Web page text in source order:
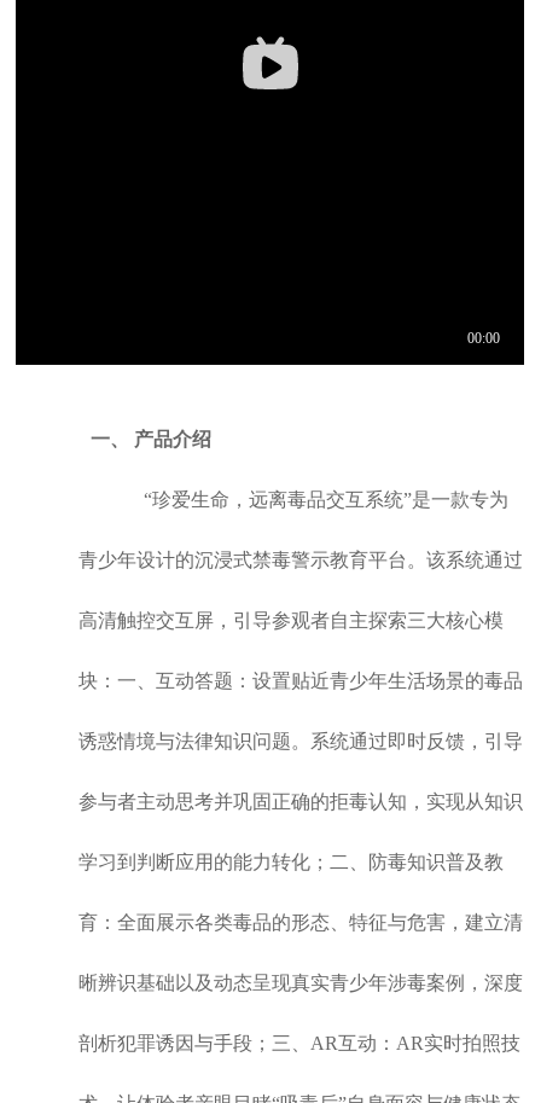
一、 产品介绍
“珍爱生命，远离毒品交互系统”是一款专为
青少年设计的沉浸式禁毒警示教育平台。该系统通过
高清触控交互屏，引导参观者自主探索三大核心模
块：一、互动答题：设置贴近青少年生活场景的毒品
诱惑情境与法律知识问题。系统通过即时反馈，引导
参与者主动思考并巩固正确的拒毒认知，实现从知识
学习到判断应用的能力转化；二、防毒知识普及教
育：全面展示各类毒品的形态、特征与危害，建立清
晰辨识基础以及动态呈现真实青少年涉毒案例，深度
剖析犯罪诱因与手段；三、AR互动 ：AR实时拍照技